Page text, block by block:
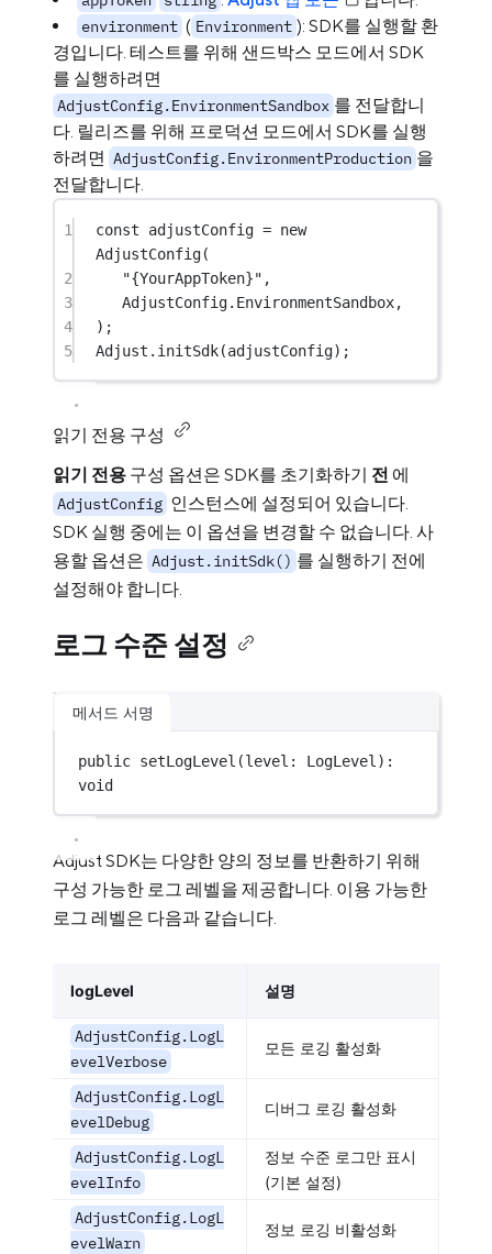
environment ( Environment ): SDK를 실행할 환
경입니다. 테스트를 위해 샌드박스 모드에서 SDK
를 실행하려면
AdjustConfig.EnvironmentSandbox 를 전달합니
다. 릴리즈를 위해 프로덕션 모드에서 SDK를 실행
하려면 AdjustConfig.EnvironmentProduction 을
전달합니다.
1 const adjustConfig = new
AdjustConfig(
2
"{YourAppToken}" ,
3
AdjustConfig.EnvironmentSandbox,
4
);
5
Adjust. initSdk(adjustConfig);
읽기 전용 구성
읽기 전용 구성 옵션은 SDK를 초기화하기 전 에
AdjustConfig 인스턴스에 설정되어 있습니다.
SDK 실행 중에는 이 옵션을 변경할 수 없습니다. 사
용할 옵션은 Adjust.initSdk() 를 실행하기 전에
설정해야 합니다.
로그 수준 설정
메서드 서명
public setLogLevel
void
Adjust SDK는 다양한 양의 정보를 반환하기 위해
구성 가능한 로그 레벨을 제공합니다. 이용 가능한
로그 레벨은 다음과 같습니다.
logLevel 설명
AdjustConfig.LogL
evelVerbose
모든 로깅 활성화
AdjustConfig.LogL
evelDebug
디버그 로깅 활성화
AdjustConfig.LogL
evelInfo
정보 수준 로그만 표시
(기본 설정)
AdjustConfig.LogL
evelWarn
정보 로깅 비활성화